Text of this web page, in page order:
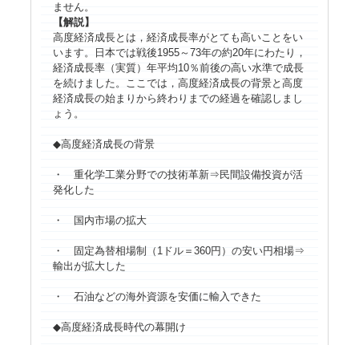
ません。
【解説】
高度経済成長とは，経済成長率がとても高いことをい
います。日本では戦後1955～73年の約20年にわたり，
経済成長率（実質）年平均10％前後の高い水準で成長
を続けました。ここでは，高度経済成長の背景と高度
経済成長の始まりから終わりまでの経過を確認しまし
ょう。
◆高度経済成長の背景
・ 重化学工業分野での技術革新⇒民間設備投資が活
発化した
・ 国内市場の拡大
・ 固定為替相場制（1ドル＝360円）の安い円相場⇒
輸出が拡大した
・ 石油などの海外資源を安価に輸入できた
◆高度経済成長時代の幕開け